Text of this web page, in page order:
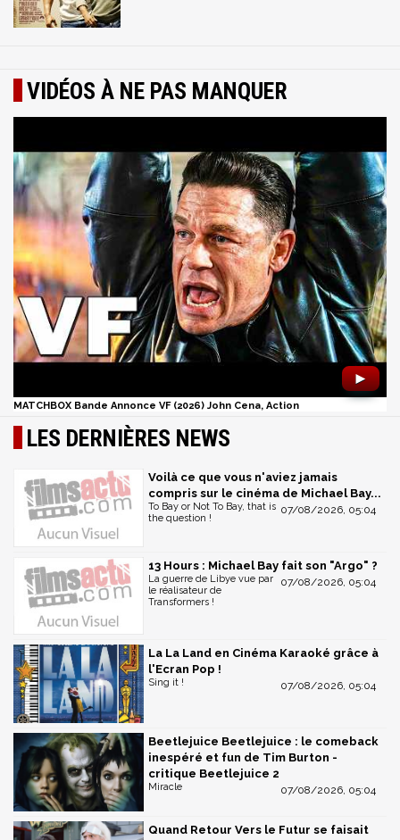
VIDÉOS À NE PAS MANQUER
►
MATCHBOX Bande Annonce VF (2026) John Cena, Action
LES DERNIÈRES NEWS
Voilà ce que vous n'aviez jamais
compris sur le cinéma de Michael Bay...
07/08/2026, 05:04
To Bay or Not To Bay, that is
the question !
13 Hours : Michael Bay fait son "Argo" ?
07/08/2026, 05:04
La guerre de Libye vue par
le réalisateur de
Transformers !
La La Land en Cinéma Karaoké grâce à
l'Ecran Pop !
07/08/2026, 05:04
Sing it !
Beetlejuice Beetlejuice : le comeback
inespéré et fun de Tim Burton -
critique Beetlejuice 2
07/08/2026, 05:04
Miracle
Quand Retour Vers le Futur se faisait